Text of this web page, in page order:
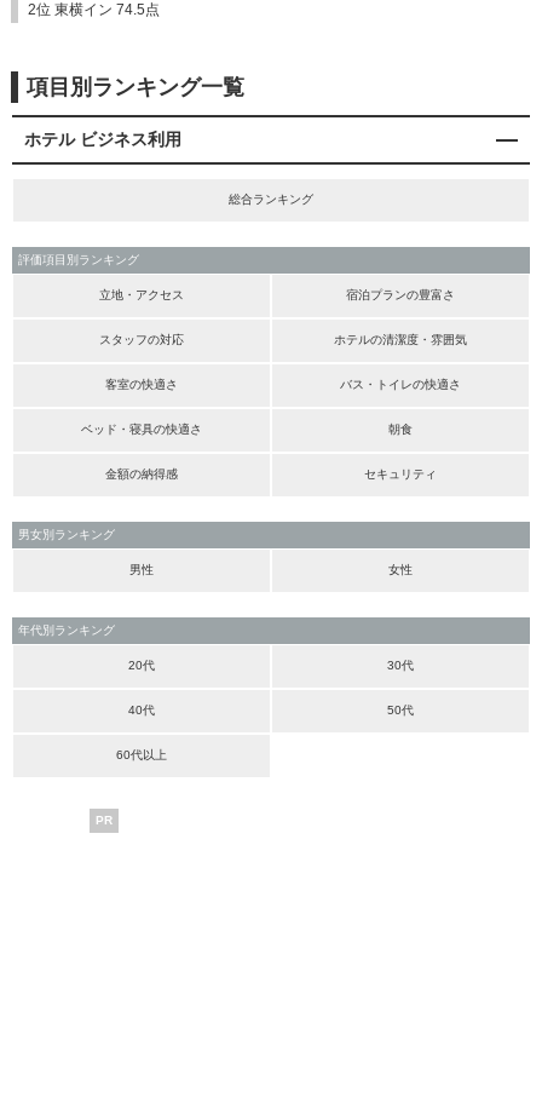
2位 東横イン 74.5点
項目別ランキング一覧
ホテル ビジネス利用
総合ランキング
評価項目別ランキング
立地・アクセス 宿泊プランの豊富さ
スタッフの対応 ホテルの清潔度・雰囲気
客室の快適さ バス・トイレの快適さ
ベッド・寝具の快適さ 朝食
金額の納得感 セキュリティ
男女別ランキング
男性 女性
年代別ランキング
20代 30代
40代 50代
60代以上
PR